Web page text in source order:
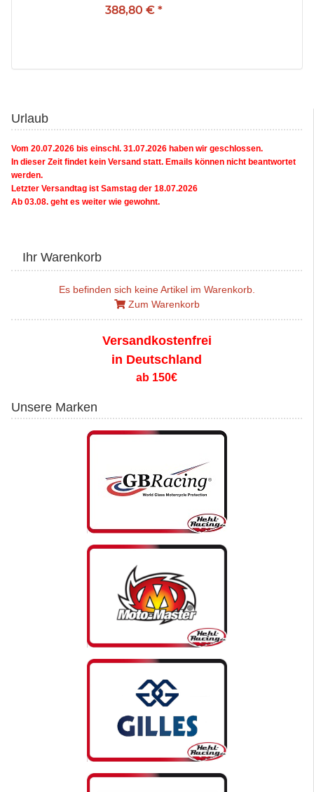
388,80 € *
Urlaub
Vom 20.07.2026 bis einschl. 31.07.2026 haben wir geschlossen.
In dieser Zeit findet kein Versand statt. Emails können nicht beantwortet
werden.
Letzter Versandtag ist Samstag der 18.07.2026
Ab 03.08. geht es weiter wie gewohnt.
Ihr Warenkorb
Es befinden sich keine Artikel im Warenkorb.
Zum Warenkorb
Versandkostenfrei
in Deutschland
ab 150€
Unsere Marken